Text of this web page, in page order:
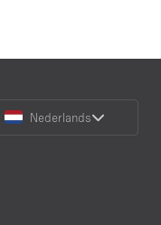
Choose
Nederlands